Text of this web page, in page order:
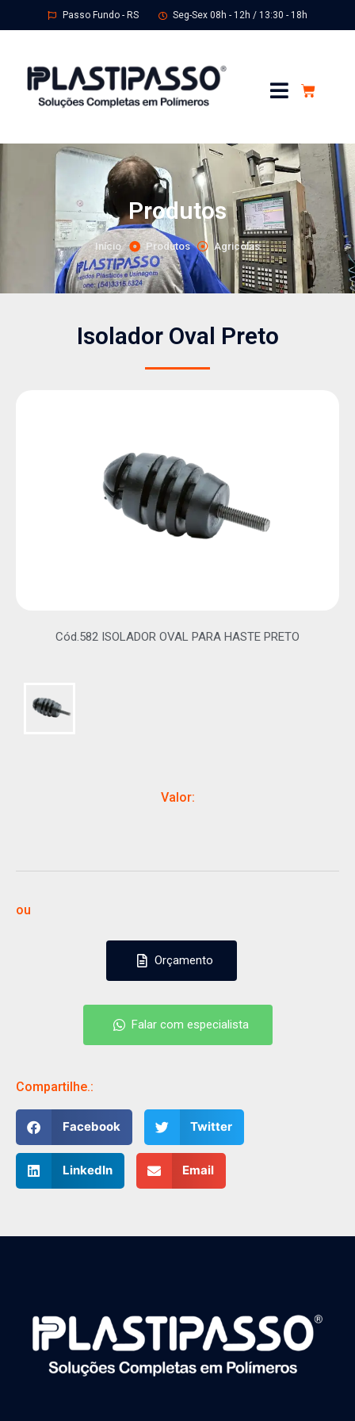
Passo Fundo - RS Seg-Sex 08h - 12h / 13:30 - 18h
Produtos
Início Produtos Agricolas
Isolador Oval Preto
Cód.582 ISOLADOR OVAL PARA HASTE PRETO
Valor:
ou
Orçamento
Falar com especialista
Compartilhe.:
Facebook Twitter
LinkedIn Email